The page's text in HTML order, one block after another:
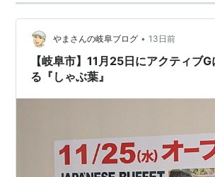
やまさんの岐阜ブログ • 13日前
【岐阜市】11月25日にアクティブ
る『しゃぶ葉』